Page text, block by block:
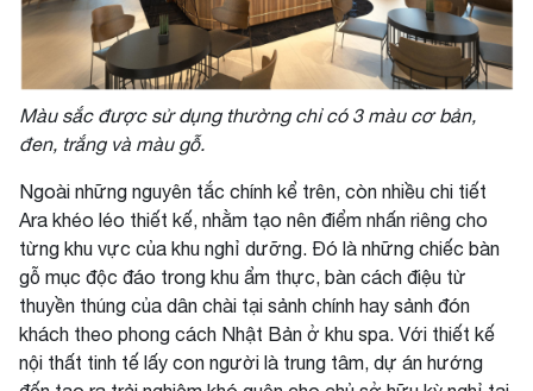
Màu sắc được sử dụng thường chỉ có 3 màu cơ bản,
đen, trắng và màu gỗ.
Ngoài những nguyên tắc chính kể trên, còn nhiều chi tiết
Ara khéo léo thiết kế, nhằm tạo nên điểm nhấn riêng cho
từng khu vực của khu nghỉ dưỡng. Đó là những chiếc bàn
gỗ mục độc đáo trong khu ẩm thực, bàn cách điệu từ
thuyền thúng của dân chài tại sảnh chính hay sảnh đón
khách theo phong cách Nhật Bản ở khu spa. Với thiết kế
nội thất tinh tế lấy con người là trung tâm, dự án hướng